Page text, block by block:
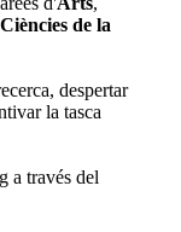
de la
despertar
la tasca
a través del